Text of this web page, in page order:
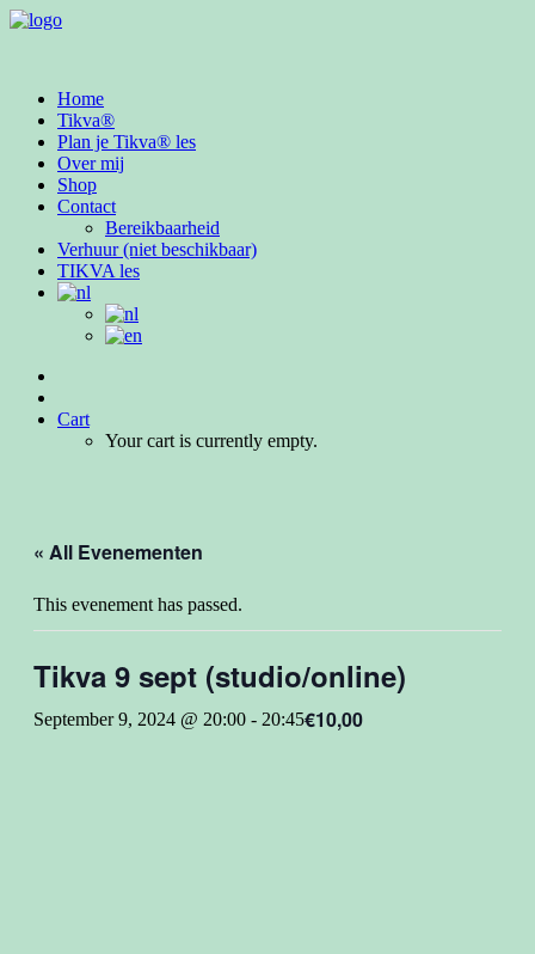
Home
Tikva®
Plan je Tikva® les
Over mij
Shop
Contact
Bereikbaarheid
Verhuur (niet beschikbaar)
TIKVA les
Cart
Your cart is currently empty.
« All Evenementen
This evenement has passed.
Tikva 9 sept (studio/online)
September 9, 2024 @ 20:00 - 20:45€10,00